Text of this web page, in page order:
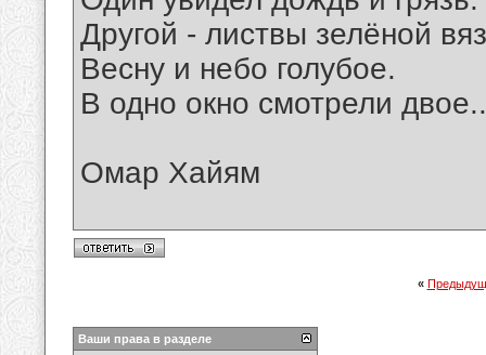
Другой - листвы зелёной
Весну и небо голубое.
В одно окно смотрели
Омар Хайям
«
Ваши права в разделе